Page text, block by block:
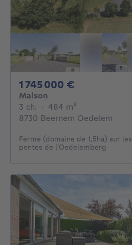
1 745 000 €
Maison
3 ch. 3 chambres
· 484 m²
8730 Beernem Oedelem
Ferme (domaine de 1,5ha) sur les
pentes de l’Oedelemberg